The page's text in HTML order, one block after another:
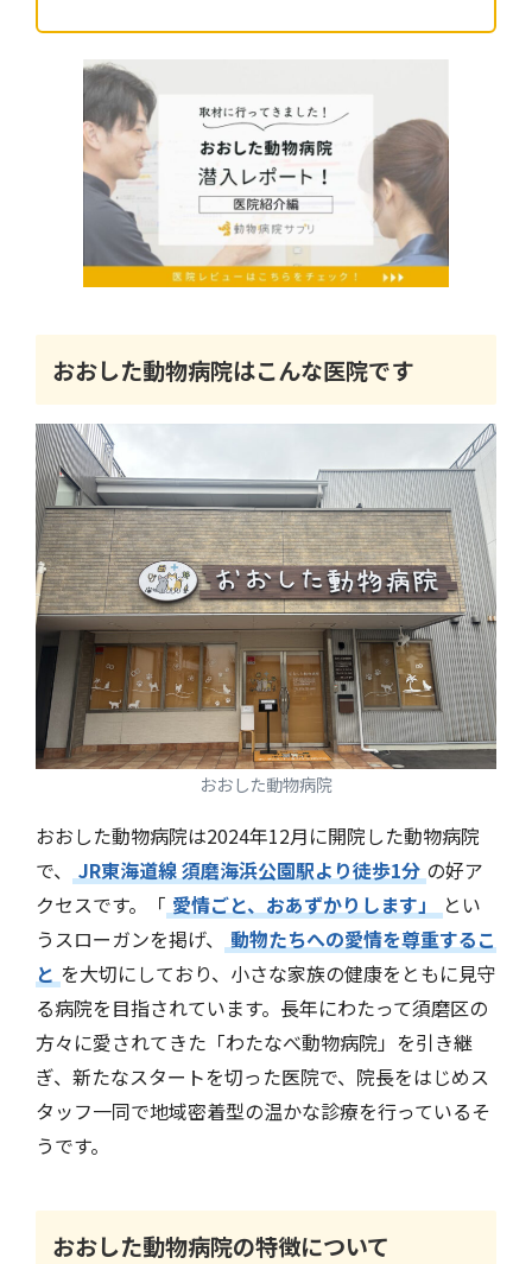
おおした動物病院はこんな医院です
おおした動物病院
おおした動物病院は2024年12月に開院した動物病院
で、
JR東海道線 須磨海浜公園駅より徒歩1分 の好ア
クセスです。「 愛情ごと、おあずかりします」
とい
うスローガンを掲げ、
動物たちへの愛情を尊重するこ
と を大切にしており、小さな家族の健康をともに見守
る病院を目指されています。長年にわたって須磨区の
方々に愛されてきた「わたなべ動物病院」を引き継
ぎ、新たなスタートを切った医院で、院長をはじめス
タッフ一同で地域密着型の温かな診療を行っているそ
うです。
おおした動物病院の特徴について